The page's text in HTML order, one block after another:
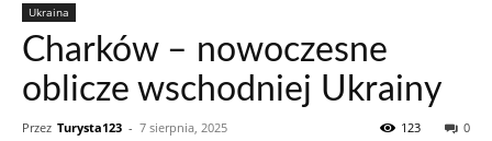
Ukraina
Charków – nowoczesne
oblicze wschodniej Ukrainy
Przez Turysta123 - 7 sierpnia, 2025 0
123